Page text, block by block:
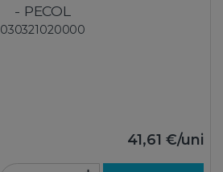
- PECOL
030321020000
41,61 €/uni